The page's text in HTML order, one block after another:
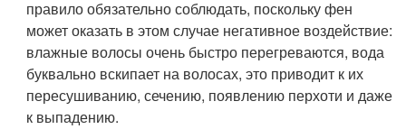
правило обязательно соблюдать, поскольку фен
может оказать в этом случае негативное воздействие:
влажные волосы очень быстро перегреваются, вода
буквально вскипает на волосах, это приводит к их
пересушиванию, сечению, появлению перхоти и даже
к выпадению.